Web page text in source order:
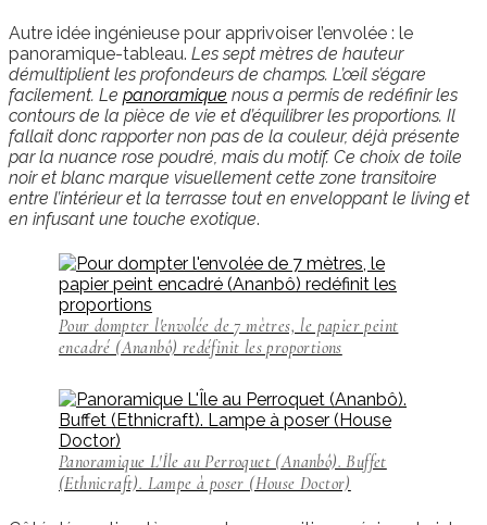
Autre idée ingénieuse pour apprivoiser l’envolée : le
panoramique-tableau. Les sept mètres de hauteur
démultiplient les profondeurs de champs. L’œil s’égare
facilement. Le panoramique nous a permis de redéfinir les
contours de la pièce de vie et d’équilibrer les proportions. Il
fallait donc rapporter non pas de la couleur, déjà présente
par la nuance rose poudré, mais du motif. Ce choix de toile
noir et blanc marque visuellement cette zone transitoire
entre l’intérieur et la terrasse tout en enveloppant le living et
en infusant une touche exotique.
Pour dompter l'envolée de 7 mètres, le papier peint
encadré (Ananbô) redéfinit les proportions
Panoramique L'Île au Perroquet (Ananbô). Buffet
(Ethnicraft). Lampe à poser (House Doctor)